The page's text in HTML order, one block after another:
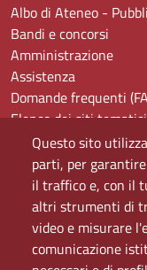
Questo sito
parti, per
il traffico e, con il
altri strumenti di
video e misurare
comunicazione
Albo di Ateneo -
Bandi e concorsi
Amministrazione
Assistenza
Domande frequenti
Elenco dei siti tematici
Mappa del sito
PEC
Rete Wi-Fi Eduroam
Servizio Proxy
Guida all’uso del